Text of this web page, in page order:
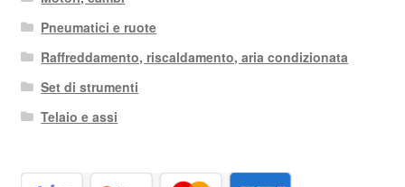
Pneumatici e ruote
Raffreddamento, riscaldamento, aria condizionata
Set di strumenti
Telaio e assi